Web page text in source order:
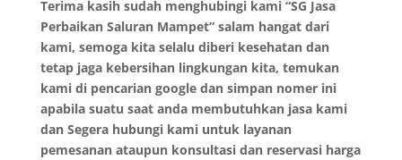
Terima kasih sudah menghubingi kami “SG Jasa
Perbaikan Saluran Mampet” salam hangat dari
kami, semoga kita selalu diberi kesehatan dan
tetap jaga kebersihan lingkungan kita, temukan
kami di pencarian google dan simpan nomer ini
apabila suatu saat anda membutuhkan jasa kami
dan Segera hubungi kami untuk layanan
pemesanan ataupun konsultasi dan reservasi harga